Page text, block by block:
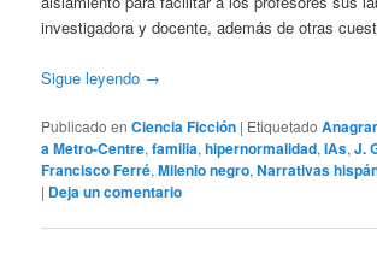
investigadora y docente, además de otras
Sigue leyendo →
Publicado en Ciencia Ficción | Etiquetado
a Metro-Centre,familia,hipernormalidad,IAs,J.
Francisco Ferré,Milenio negro,Narrativas
| Deja un comentario